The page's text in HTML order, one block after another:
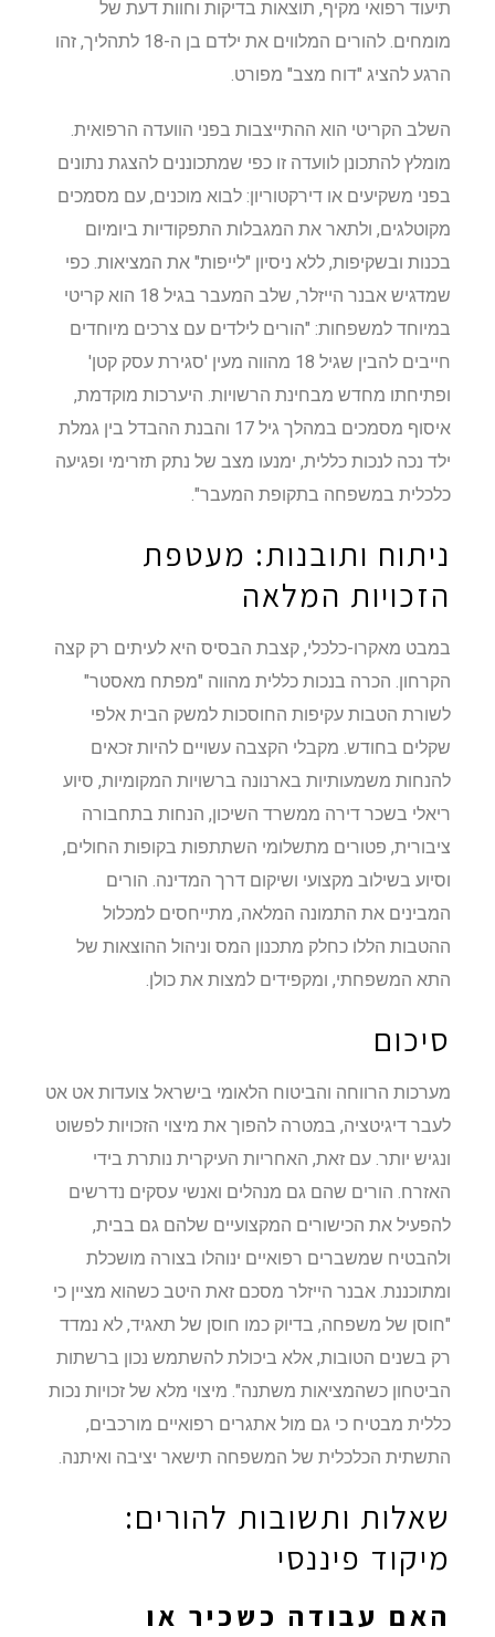
תיעוד רפואי מקיף, תוצאות בדיקות וחוות דעת של
מומחים. להורים המלווים את ילדם בן ה-18 לתהליך, זהו
הרגע להציג "דוח מצב" מפורט.
השלב הקריטי הוא ההתייצבות בפני הוועדה הרפואית.
מומלץ להתכונן לוועדה זו כפי שמתכוננים להצגת נתונים
בפני משקיעים או דירקטוריון: לבוא מוכנים, עם מסמכים
מקוטלגים, ולתאר את המגבלות התפקודיות ביומיום
בכנות ובשקיפות, ללא ניסיון "לייפות" את המציאות. כפי
שמדגיש אבנר הייזלר, שלב המעבר בגיל 18 הוא קריטי
במיוחד למשפחות: "הורים לילדים עם צרכים מיוחדים
חייבים להבין שגיל 18 מהווה מעין 'סגירת עסק קטן'
ופתיחתו מחדש מבחינת הרשויות. היערכות מוקדמת,
איסוף מסמכים במהלך גיל 17 והבנת ההבדל בין גמלת
ילד נכה לנכות כללית, ימנעו מצב של נתק תזרימי ופגיעה
כלכלית במשפחה בתקופת המעבר".
ניתוח ותובנות: מעטפת
הזכויות המלאה
במבט מאקרו-כלכלי, קצבת הבסיס היא לעיתים רק קצה
הקרחון. הכרה בנכות כללית מהווה "מפתח מאסטר"
לשורת הטבות עקיפות החוסכות למשק הבית אלפי
שקלים בחודש. מקבלי הקצבה עשויים להיות זכאים
להנחות משמעותיות בארנונה ברשויות המקומיות, סיוע
ריאלי בשכר דירה ממשרד השיכון, הנחות בתחבורה
ציבורית, פטורים מתשלומי השתתפות בקופות החולים,
וסיוע בשילוב מקצועי ושיקום דרך המדינה. הורים
המבינים את התמונה המלאה, מתייחסים למכלול
ההטבות הללו כחלק מתכנון המס וניהול ההוצאות של
התא המשפחתי, ומקפידים למצות את כולן.
סיכום
מערכות הרווחה והביטוח הלאומי בישראל צועדות אט אט
לעבר דיגיטציה, במטרה להפוך את מיצוי הזכויות לפשוט
ונגיש יותר. עם זאת, האחריות העיקרית נותרת בידי
האזרח. הורים שהם גם מנהלים ואנשי עסקים נדרשים
להפעיל את הכישורים המקצועיים שלהם גם בבית,
ולהבטיח שמשברים רפואיים ינוהלו בצורה מושכלת
ומתוכננת. אבנר הייזלר מסכם זאת היטב כשהוא מציין כי
"חוסן של משפחה, בדיוק כמו חוסן של תאגיד, לא נמדד
רק בשנים הטובות, אלא ביכולת להשתמש נכון ברשתות
הביטחון כשהמציאות משתנה". מיצוי מלא של זכויות נכות
כללית מבטיח כי גם מול אתגרים רפואיים מורכבים,
התשתית הכלכלית של המשפחה תישאר יציבה ואיתנה.
שאלות ותשובות להורים:
מיקוד פיננסי
האם עבודה כשכיר או